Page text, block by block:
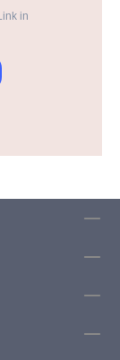
in